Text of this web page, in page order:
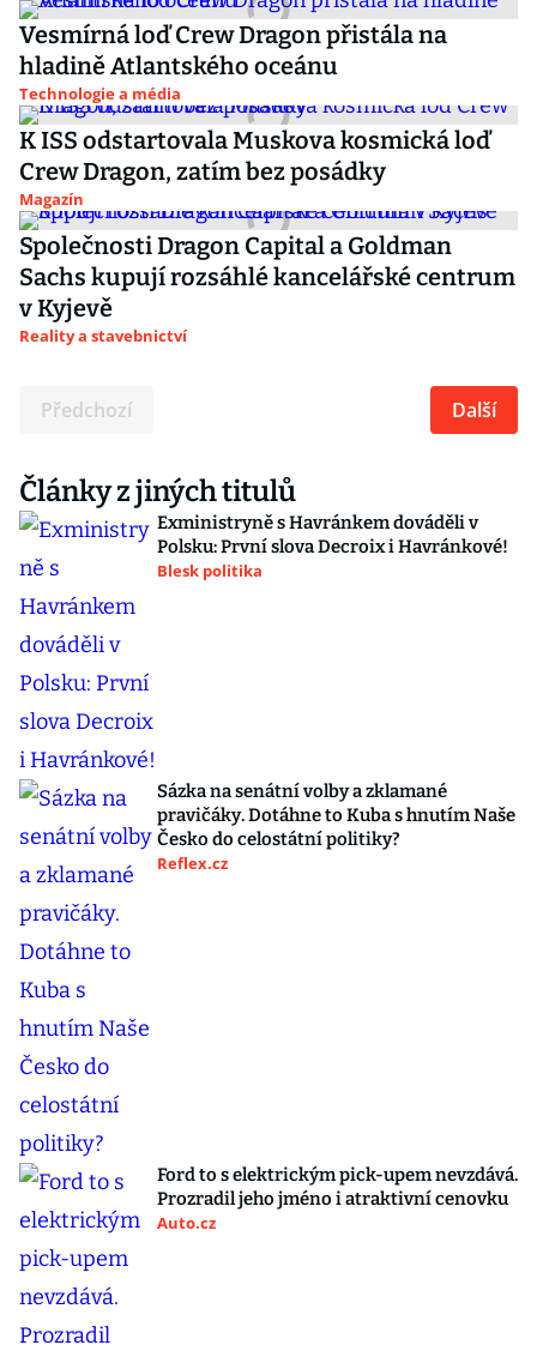
Vesmírná loď Crew Dragon přistála na
hladině Atlantského oceánu
Technologie a média
K ISS odstartovala Muskova kosmická loď
Crew Dragon, zatím bez posádky
Magazín
Společnosti Dragon Capital a Goldman
Sachs kupují rozsáhlé kancelářské centrum
v Kyjevě
Reality a stavebnictví
Předchozí Další
Články z jiných titulů
Exministryně s Havránkem dováděli v
Polsku: První slova Decroix i Havránkové!
Blesk politika
Sázka na senátní volby a zklamané
pravičáky. Dotáhne to Kuba s hnutím Naše
Česko do celostátní politiky?
Reflex.cz
Ford to s elektrickým pick-upem nevzdává.
Prozradil jeho jméno i atraktivní cenovku
Auto.cz